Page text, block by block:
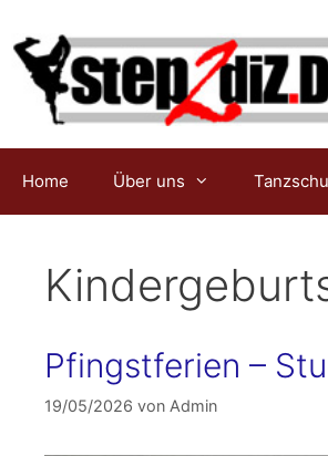
Inhalt
springen
Home Über uns
Pfingstferien –
19/05/2026 von Admin